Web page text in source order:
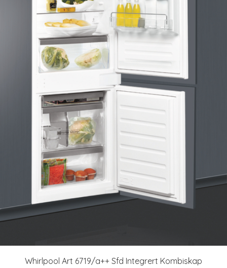
Whirlpool Art 6719/a++ Sfd Integrert Kombiskap